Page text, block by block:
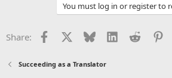
You must log in or register to
Share: Facebook Bluesky LinkedInReddit
Succeeding as a Translator